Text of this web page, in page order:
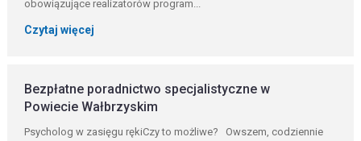
obowiązujące realizatorów program...
Czytaj więcej
Bezpłatne poradnictwo specjalistyczne w
Powiecie Wałbrzyskim
️Psycholog w zasięgu rękiCzy to możliwe? Owszem, codziennie